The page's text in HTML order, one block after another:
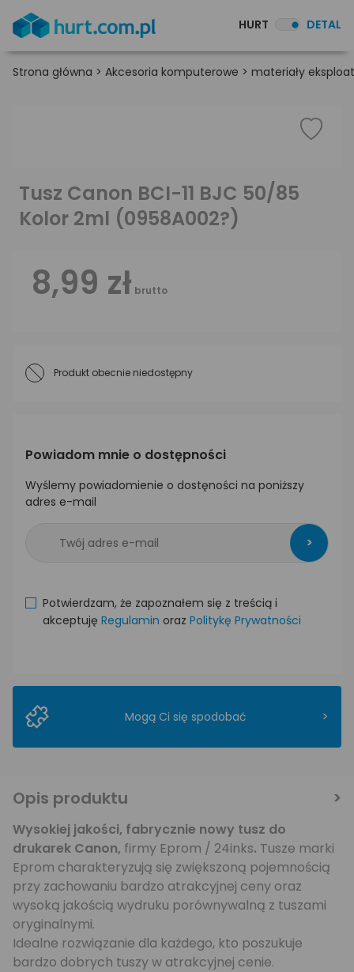
HURT DETAL
Strona główna > Akcesoria komputerowe > materiały
Tusz Canon BCI-11 BJC 50/85
Kolor 2ml (0958A002?)
8,99 zł brutto
Produkt obecnie niedostępny
Powiadom mnie o dostępności
Wyślemy powiadomienie o dostęności na poniższy
adres e-mail
>
Potwierdzam, że zapoznałem się z treścią i
akceptuję Regulamin oraz Politykę Prywatności
Mogą Ci się spodobać >
Opis produktu
Wysokiej jakości, fabrycznie nowy tusz do
drukarek Canon, firmy Eprom / 24inks. Tusze marki
Eprom charakteryzują się zwiększoną pojemnością
przy zachowaniu bardzo atrakcyjnej ceny oraz
wysoką jakością wydruku porównywalną z tuszami
oryginalnymi.
Idealne rozwiązanie dla każdego, kto poszukuje
bardzo dobrych tuszy w atrakcyjnej cenie.